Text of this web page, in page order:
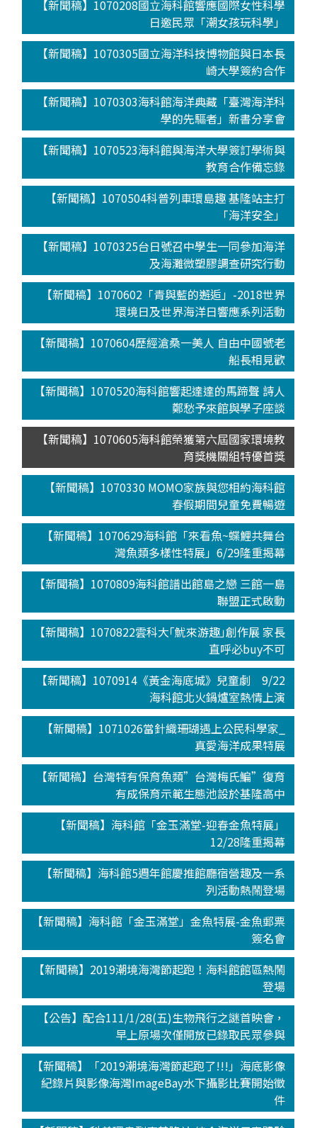
【新聞稿】1070208國立海科館響應國際女性科學
日邀民眾「潮女孩玩科學」
【新聞稿】1070305國立海洋科技博物館與日本長
崎大學簽約合作
【新聞稿】1070303海科館海洋典藏「臺灣海洋科
學的先驅者」新書分享會
【新聞稿】1070523海科館與海洋大學簽訂學術與
教育合作備忘錄
【新聞稿】1070504科普列車環島趣 基隆站主打
「海洋安全」
【新聞稿】1070325台日號召中學生一同參加海洋
及海灘微塑膠調查研究行動
【新聞稿】1070602「青與藍的邂逅」-2018世界
環境日及世界海洋日響應系列活動
【新聞稿】1070604歷經滄桑一美人 自由中國號老
船長相見歡
【新聞稿】1070520海科館響起達達的馬蹄聲 詩人
鄭愁予來館與學子座談
【新聞稿】1070605海科館榮獲第六屆國家環境教
育獎機關組特優首獎
【新聞稿】1070330 MOMO家族與您相約海科館
春假期間兒童免費暢遊
【新聞稿】1070629海科館「來看魚~蝶鯉共舞台
灣魚類多樣性特展」6/29隆重揭幕
【新聞稿】1070809海科館譜出館島之戀 三館一島
聯盟正式啟動
【新聞稿】1070822雲科大｢魷來游趣｣創作展 家長
直呼必buy不可
【新聞稿】1070914《黃金海底城》兒童劇 9/22
海科館北火鍋爐室熱情上演
【新聞稿】1071026當針織珊瑚遇上公民科學家_
真愛海洋成果特展
【新聞稿】台灣特有保育魚類”台灣梅氏鯿”復育
有成保育示範生態池設於基隆高中
【新聞稿】海科館「金玉滿堂-迎春金魚特展」
12/28隆重揭幕
【新聞稿】海科館5週年館慶推館廳宿營趣及一系
列活動熱鬧登場
【新聞稿】海科館「金玉滿堂」金魚特展-金魚郵票
簽名會
【新聞稿】2019潮境海灣節起跑！海科館館區熱鬧
登場
【公告】配合111/1/28(五)生物飛行之謎首映會，
早上原場次僅開放已錄取民眾參與
【新聞稿】「2019潮境海灣節起跑了!!!」海底影像
紀錄片與影像海灣ImageBay水下攝影比賽開始徵
件